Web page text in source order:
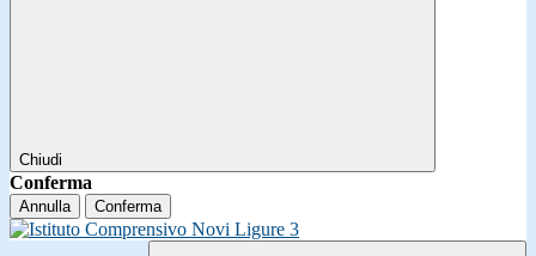
Chiudi
Conferma
Annulla Conferma